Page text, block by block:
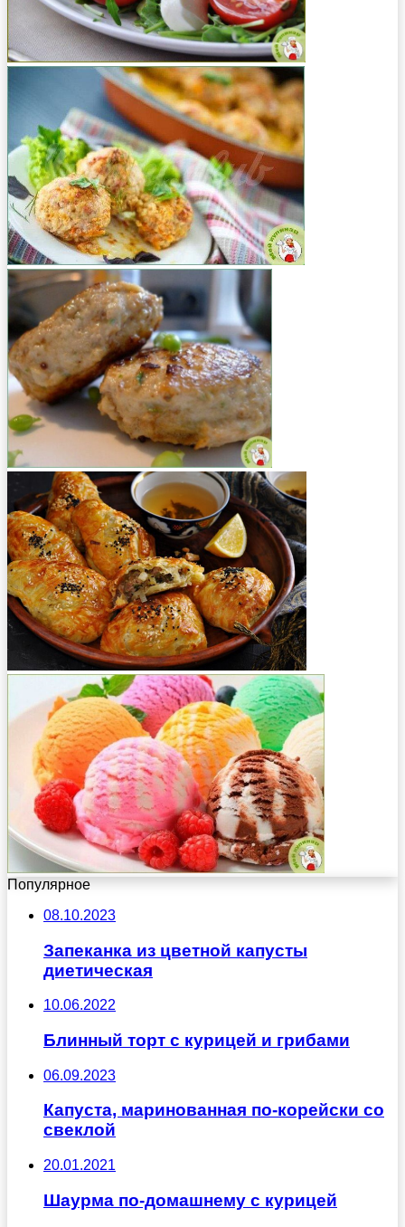
Популярное
08.10.2023
Запеканка из цветной капусты
диетическая
10.06.2022
Блинный торт с курицей и грибами
06.09.2023
Капуста, маринованная по-корейски со
свеклой
20.01.2021
Шаурма по-домашнему с курицей